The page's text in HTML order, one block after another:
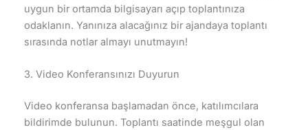
uygun bir ortamda bilgisayarı açıp toplantınıza
odaklanın. Yanınıza alacağınız bir ajandaya toplantı
sırasında notlar almayı unutmayın!
3. Video Konferansınızı Duyurun
Video konferansa başlamadan önce, katılımcılara
bildirimde bulunun. Toplantı saatinde meşgul olan